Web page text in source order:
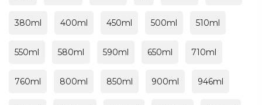
380ml 400ml 450ml 500ml 510ml
550ml 580ml 590ml 650ml 710ml
760ml 800ml 850ml 900ml 946ml